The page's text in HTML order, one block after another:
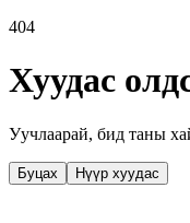
404
Хуудас
Уучлаарай, бид таны
Буцах Нүүр хуудас